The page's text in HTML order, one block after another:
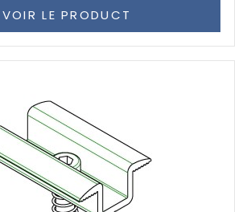
VOIR LE PRODUCT